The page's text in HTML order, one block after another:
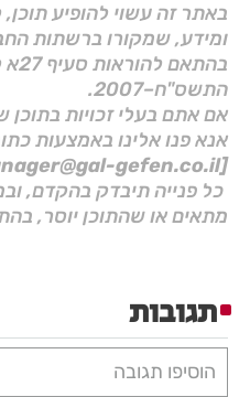
באתר זה עשוי להופיע
ומידע, שמקורו ברשתות
התשס"ח–2007.
אם אתם בעלי זכויות בתוכן
אנא פנו אלינו באמצעות
[Manager@gal-gefen.co.il]
כל פנייה תיבדק בהקדם,
מתאים או שהתוכן יוסר,
תגובות
הוסיפו תגובה